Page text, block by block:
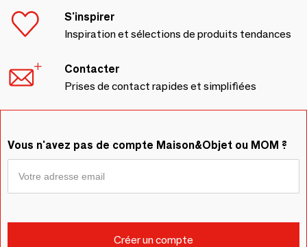
S'inspirer
Inspiration et sélections de produits tendances
Contacter
Prises de contact rapides et simplifiées
Vous n'avez pas de compte Maison&Objet ou MOM ?